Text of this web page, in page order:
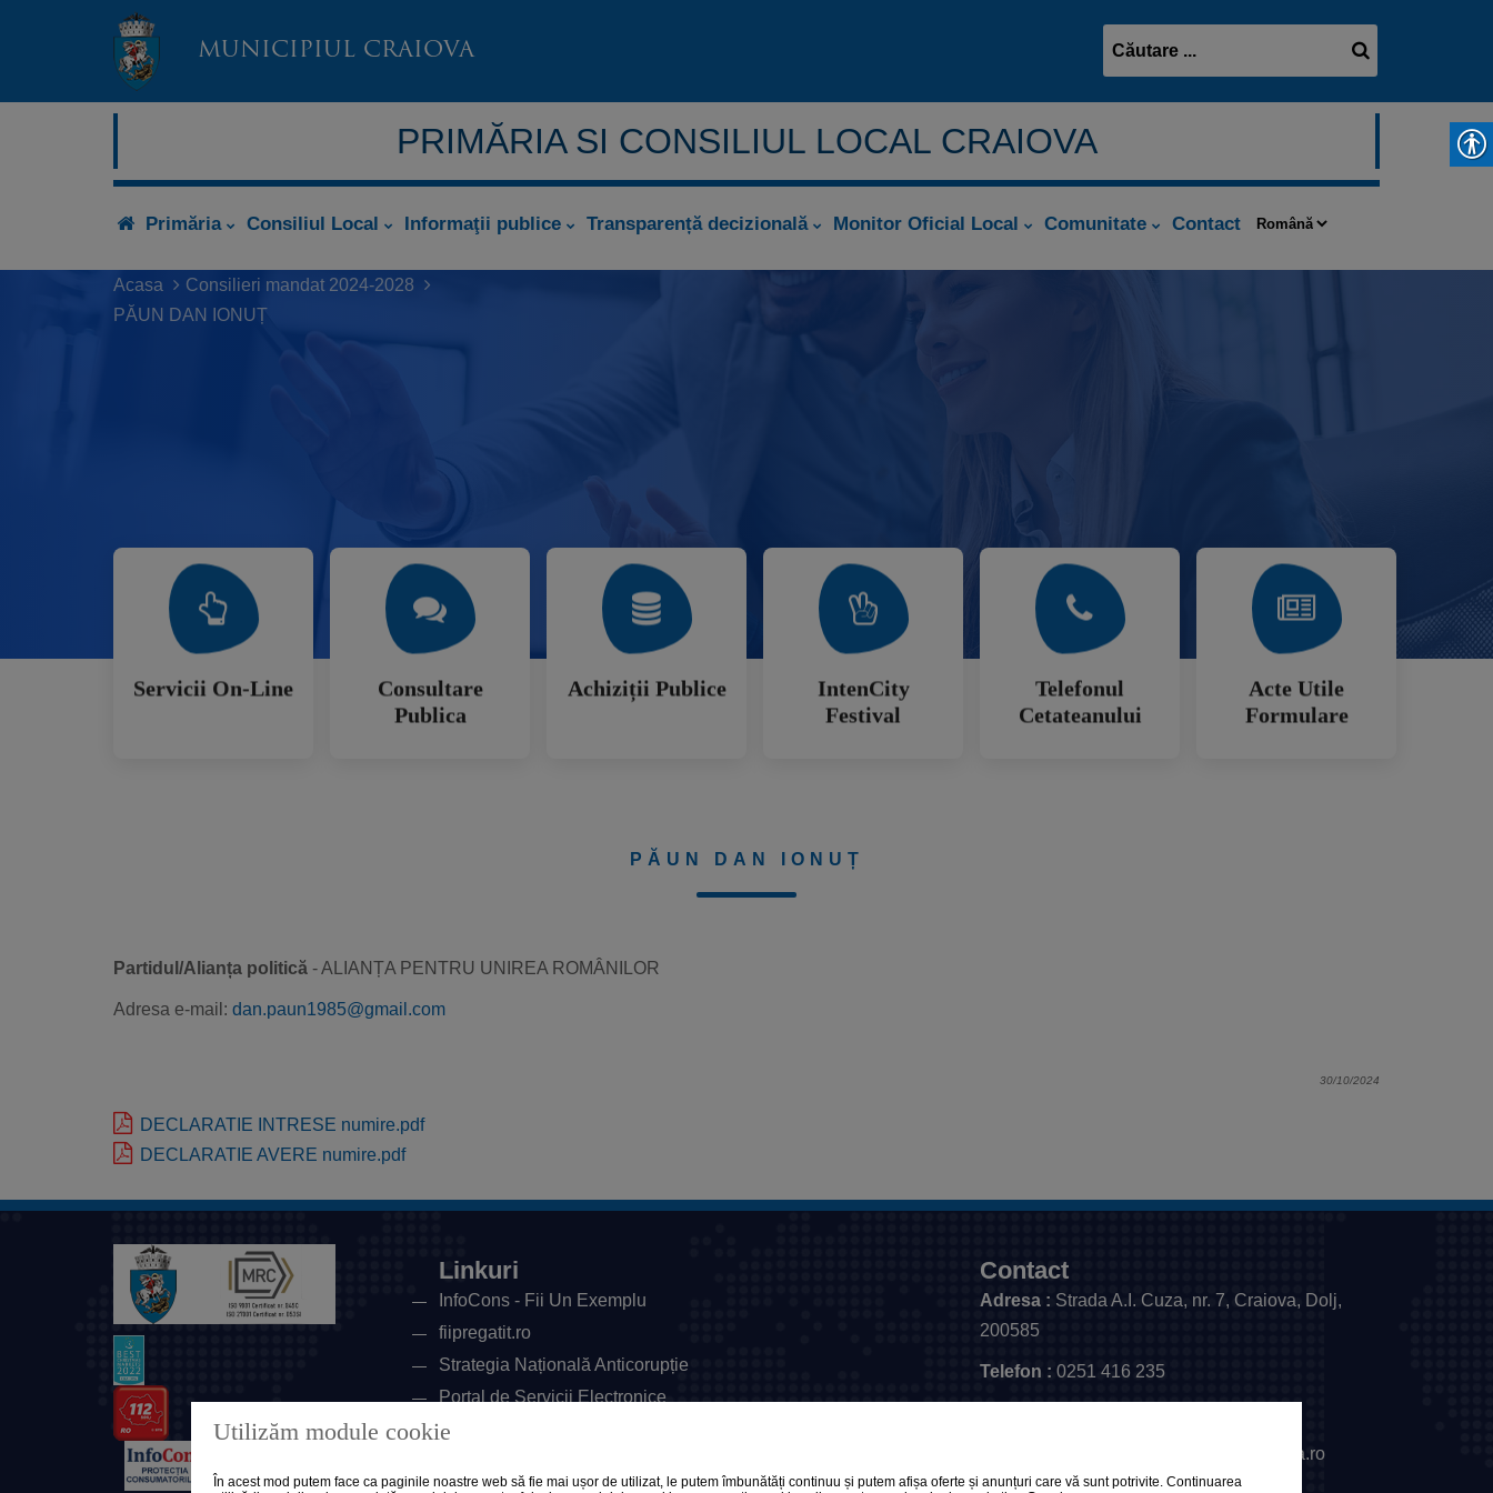
MUNICIPIUL CRAIOVA
PRIMĂRIA SI CONSILIUL LOCAL CRAIOVA
Primăria Consiliul Local Informaţii publice Transparență decizională Monitor Oficial Local Comunitate Contact
Acasa
Consilieri mandat 2024-2028
PĂUN DAN IONUȚ
Servicii On-Line
Servicii On-Line
Mai Mult
Consultare
Publica
Consultare
Mai Mult
Achiziții Publice
Achiziții Publice
Mai Mult
IntenCity
Festival
IntenCity
Mai Mult
Telefonul
Cetateanului
Telefonul
Mai Mult
Acte Utile
Formulare
Acte Utile
Mai Mult
PĂUN DAN IONUȚ
Partidul/Alianța politică - ALIANȚA PENTRU UNIREA ROMÂNILOR
Adresa e-mail: dan.paun1985@gmail.com
30/10/2024
DECLARATIE INTRESE numire.pdf
DECLARATIE AVERE numire.pdf
Linkuri
InfoCons - Fii Un Exemplu
fiipregatit.ro
Strategia Națională Anticorupție
Portal de Servicii Electronice
Universitatea din Craiova
Contact
Adresa : Strada A.I. Cuza, nr. 7, Craiova, Dolj,
200585
Telefon : 0251 416 235
relatiicupublicul@primariacraiova.ro
Utilizăm module cookie
În acest mod putem face ca paginile noastre web să fie mai ușor de utilizat, le putem îmbunătăți continuu și putem afișa oferte și anunțuri care vă sunt potrivite. Continuarea